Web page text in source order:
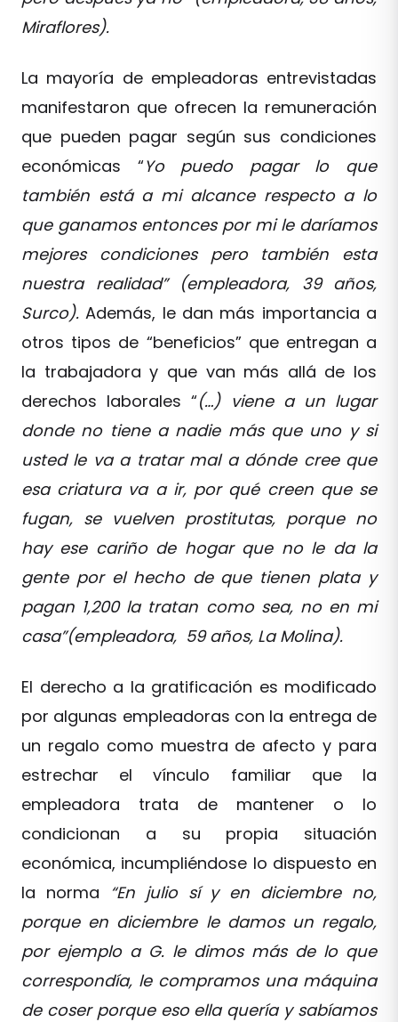
Miraflores).
La mayoría de empleadoras entrevistadas
manifestaron que ofrecen la remuneración
que pueden pagar según sus condiciones
económicas “Yo puedo pagar lo que
también está a mi alcance respecto a lo
que ganamos entonces por mi le daríamos
mejores condiciones pero también esta
nuestra realidad” (empleadora, 39 años,
Surco).Además, le dan más importancia a
otros tipos de “beneficios” que entregan a
la trabajadora y que van más allá de los
derechos laborales “(…) viene a un lugar
donde no tiene a nadie más que uno y si
usted le va a tratar mal a dónde cree que
esa criatura va a ir, por qué creen que se
fugan, se vuelven prostitutas, porque no
hay ese cariño de hogar que no le da la
gente por el hecho de que tienen plata y
pagan 1,200 la tratan como sea, no en mi
casa”(empleadora, 59 años, La Molina).
El derecho a la gratificación es modificado
por algunas empleadoras con la entrega de
un regalo como muestra de afecto y para
estrechar el vínculo familiar que la
empleadora trata de mantener o lo
condicionan a su propia situación
económica, incumpliéndose lo dispuesto en
la norma “En julio sí y en diciembre no,
porque en diciembre le damos un regalo,
por ejemplo a G. le dimos más de lo que
correspondía, le compramos una máquina
de coser porque eso ella quería y sabíamos